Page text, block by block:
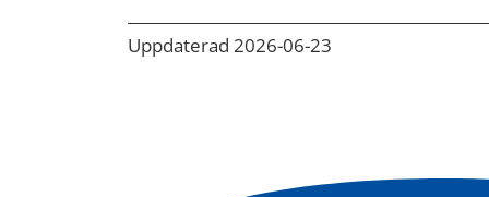
Uppdaterad 2026-06-23